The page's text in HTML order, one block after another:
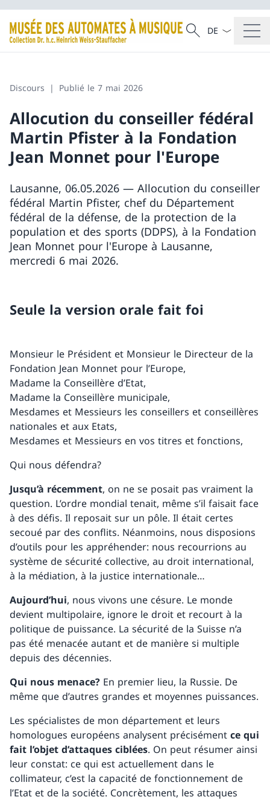
Recherche
Recherche
La langue
Discours Publié le 7 mai 2026
Allocution du conseiller fédéral
Martin Pfister à la Fondation
Jean Monnet pour l'Europe
Lausanne, 06.05.2026 — Allocution du conseiller
fédéral Martin Pfister, chef du Département
fédéral de la défense, de la protection de la
population et des sports (DDPS), à la Fondation
Jean Monnet pour l'Europe à Lausanne,
mercredi 6 mai 2026.
Seule la version orale fait foi
Monsieur le Président et Monsieur le Directeur de la
Fondation Jean Monnet pour l’Europe,
Madame la Conseillère d’Etat,
Madame la Conseillère municipale,
Mesdames et Messieurs les conseillers et conseillères
nationales et aux Etats,
Mesdames et Messieurs en vos titres et fonctions,
Qui nous défendra?
Jusqu’à récemment, on ne se posait pas vraiment la
question. L’ordre mondial tenait, même s’il faisait face
à des défis. Il reposait sur un pôle. Il était certes
secoué par des conflits. Néanmoins, nous disposions
d’outils pour les appréhender: nous recourrions au
système de sécurité collective, au droit international,
à la médiation, à la justice internationale…
Aujourd’hui, nous vivons une césure. Le monde
devient multipolaire, ignore le droit et recourt à la
politique de puissance. La sécurité de la Suisse n’a
pas été menacée autant et de manière si multiple
depuis des décennies.
Qui nous menace? En premier lieu, la Russie. De
même que d’autres grandes et moyennes puissances.
Les spécialistes de mon département et leurs
homologues européens analysent précisément ce qui
fait l’objet d’attaques ciblées. On peut résumer ainsi
leur constat: ce qui est actuellement dans le
collimateur, c’est la capacité de fonctionnement de
l’Etat et de la société. Concrètement, les attaques